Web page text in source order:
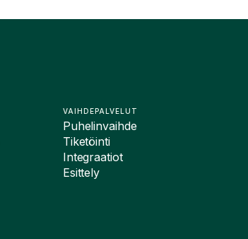
VAIHDEPALVELUT
Puhelinvaihde
Tiketöinti
Integraatiot
Esittely